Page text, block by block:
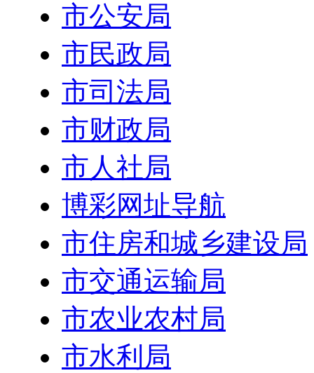
市公安局
市民政局
市司法局
市财政局
市人社局
博彩网址导航
市住房和城乡建设局
市交通运输局
市农业农村局
市水利局